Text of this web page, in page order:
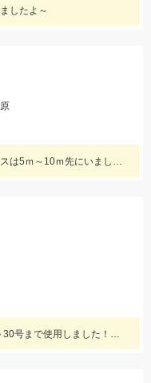
したよ～
エサは石ゴカイを使用しました。キスは5ｍ～10ｍ先にいましたよ！
仕掛けは7～8号使用。オモリは15～30号まで使用しました！エサは赤イソメがオススメです！